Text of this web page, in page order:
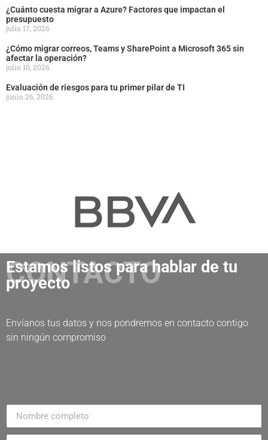
¿Cuánto cuesta migrar a Azure? Factores que impactan el
presupuesto
julio 17, 2026
¿Cómo migrar correos, Teams y SharePoint a Microsoft 365 sin
afectar la operación?
julio 10, 2026
Evaluación de riesgos para tu primer pilar de TI
junio 26, 2026
Estamos listos para hablar de tu
proyecto
CONTACTO
Envíanos tus datos y nos pondremos en contacto contigo
sin ningún compromiso